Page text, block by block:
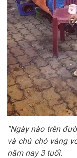
“Ngày nào trên
và chú chó vàng
năm nay 3 tuổi.